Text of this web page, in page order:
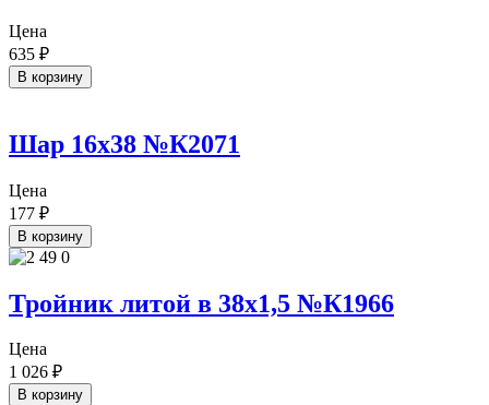
Цена
635 ₽
В корзину
Шар 16х38 №К2071
Цена
177 ₽
В корзину
Тройник литой в 38х1,5 №К1966
Цена
1 026 ₽
В корзину